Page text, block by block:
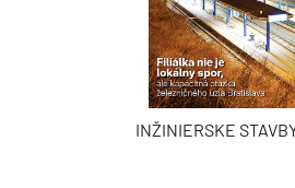
INŽINIERSKE